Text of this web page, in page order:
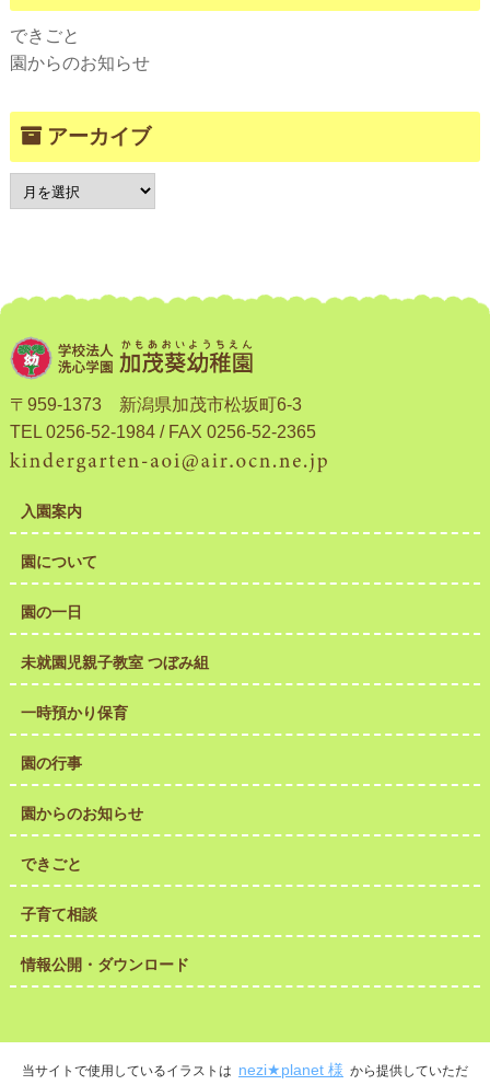
できごと
園からのお知らせ
アーカイブ
〒959-1373 新潟県加茂市松坂町6-3
TEL 0256-52-1984 / FAX 0256-52-2365
入園案内
園について
園の一日
未就園児親子教室 つぼみ組
一時預かり保育
園の行事
園からのお知らせ
できごと
子育て相談
情報公開・ダウンロード
当サイトで使用しているイラストは nezi★planet 様 から提供していただ